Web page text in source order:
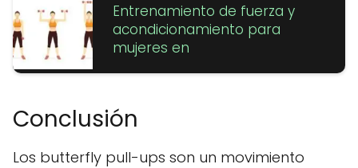
Entrenamiento de fuerza y
acondicionamiento para
mujeres en
Conclusión
Los butterfly pull-ups son un movimiento